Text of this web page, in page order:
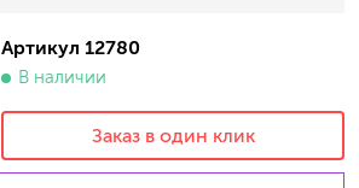
Артикул 12780
В наличии
Заказ в один клик